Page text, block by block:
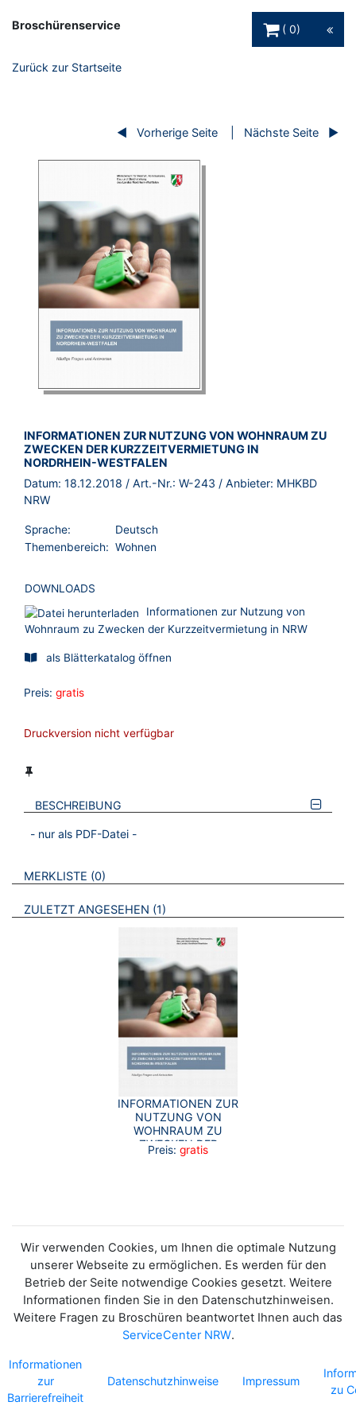
Broschürenservice
0
Zurück zur Startseite
Vorherige Seite Nächste Seite
BROSCHÜRE:
INFORMATIONEN ZUR NUTZUNG VON WOHNRAUM ZU
ZWECKEN DER KURZZEITVERMIETUNG IN
NORDRHEIN-WESTFALEN
Datum: 18.12.2018 / Art.-Nr.: W-243 / Anbieter: MHKBD
NRW
Sprache:
Deutsch
Themenbereich: Wohnen
DOWNLOADS
Informationen zur Nutzung von
Wohnraum zu Zwecken der Kurzzeitvermietung in NRW
als Blätterkatalog öffnen
Preis: gratis
Druckversion nicht verfügbar
BESCHREIBUNG
- nur als PDF-Datei -
VERWEISE AUF VERMERKTE- ODER ZULETZT ANGESEHENE
MERKLISTE 0 BROSCHÜREN
ZULETZT ANGESEHEN 1 BROSCHÜREN
INFORMATIONEN ZUR
NUTZUNG VON
WOHNRAUM ZU
ZWECKEN DER
KURZZEITVERMIETUNG
Preis: gratis
Wir verwenden Cookies, um Ihnen die optimale Nutzung
unserer Webseite zu ermöglichen. Es werden für den
Betrieb der Seite notwendige Cookies gesetzt. Weitere
Informationen finden Sie in den Datenschutzhinweisen.
Weitere Fragen zu Broschüren beantwortet Ihnen auch das
ServiceCenter NRW.
Informationen
zur
Barrierefreiheit
Datenschutzhinweise Impressum
zu